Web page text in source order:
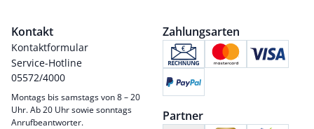
Kontakt
Kontaktformular
Service-Hotline
05572/4000
Montags bis samstags von 8 – 20
Uhr. Ab 20 Uhr sowie sonntags
Anrufbeantworter.
Zahlungsarten
Partner